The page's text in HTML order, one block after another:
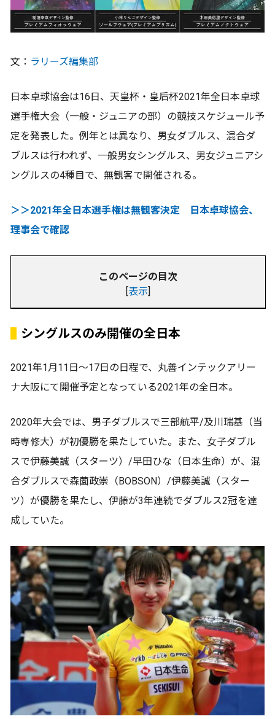
文： ラリーズ編集部
日本卓球協会は16日、天皇杯・皇后杯2021年全日本卓球
選手権大会（一般・ジュニアの部）の競技スケジュール予
定を発表した。例年とは異なり、男女ダブルス、混合ダ
ブルスは行われず、一般男女シングルス、男女ジュニアシ
ングルスの4種目で、無観客で開催される。
＞＞2021年全日本選手権は無観客決定 日本卓球協会、
理事会で確認
このページの目次
[表示]
シングルスのみ開催の全日本
2021年1月11日～17日の日程で、丸善インテックアリー
ナ大阪にて開催予定となっている2021年の全日本。
2020年大会では、男子ダブルスで三部航平/及川瑞基（当
時専修大）が初優勝を果たしていた。また、女子ダブル
スで伊藤美誠（スターツ）/早田ひな（日本生命）が、混
合ダブルスで森薗政崇（BOBSON）/伊藤美誠（スター
ツ）が優勝を果たし、伊藤が3年連続でダブルス2冠を達
成していた。